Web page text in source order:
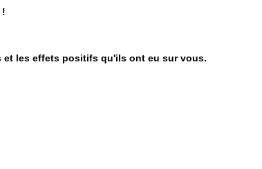
!
et les effets positifs qu'ils ont eu sur vous.